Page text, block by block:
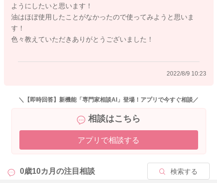
ようにしたいと思います！
油はほぼ使用したことがなかったので使ってみようと思いま
す！
色々教えていただきありがとうございました！
2022/8/9 10:23
＼【即時回答】新機能「専門家相談AI」登場！アプリで今すぐ相談／
相談はこちら
アプリで相談する
0歳10カ月の注目相談 検索する